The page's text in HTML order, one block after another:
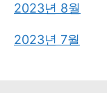
2023년 8월
2023년 7월